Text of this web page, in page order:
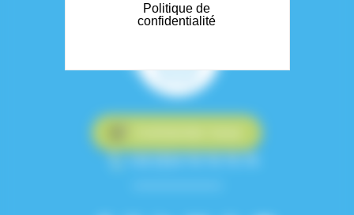
+33 (0)4 76 76 75 75
Politique de
confidentialité